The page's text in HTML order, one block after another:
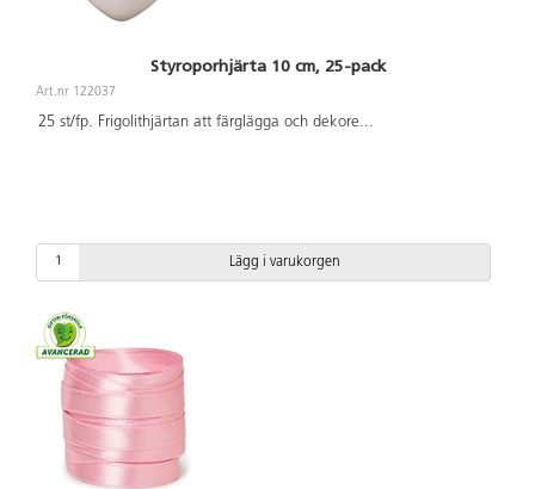
Styroporhjärta 10 cm, 25-pack
Art.nr 122037
25 st/fp. Frigolithjärtan att färglägga och dekore...
Lägg i varukorgen